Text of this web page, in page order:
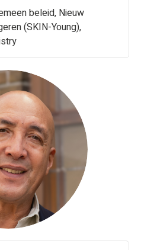
beleid, Nieuw
(SKIN-Young),